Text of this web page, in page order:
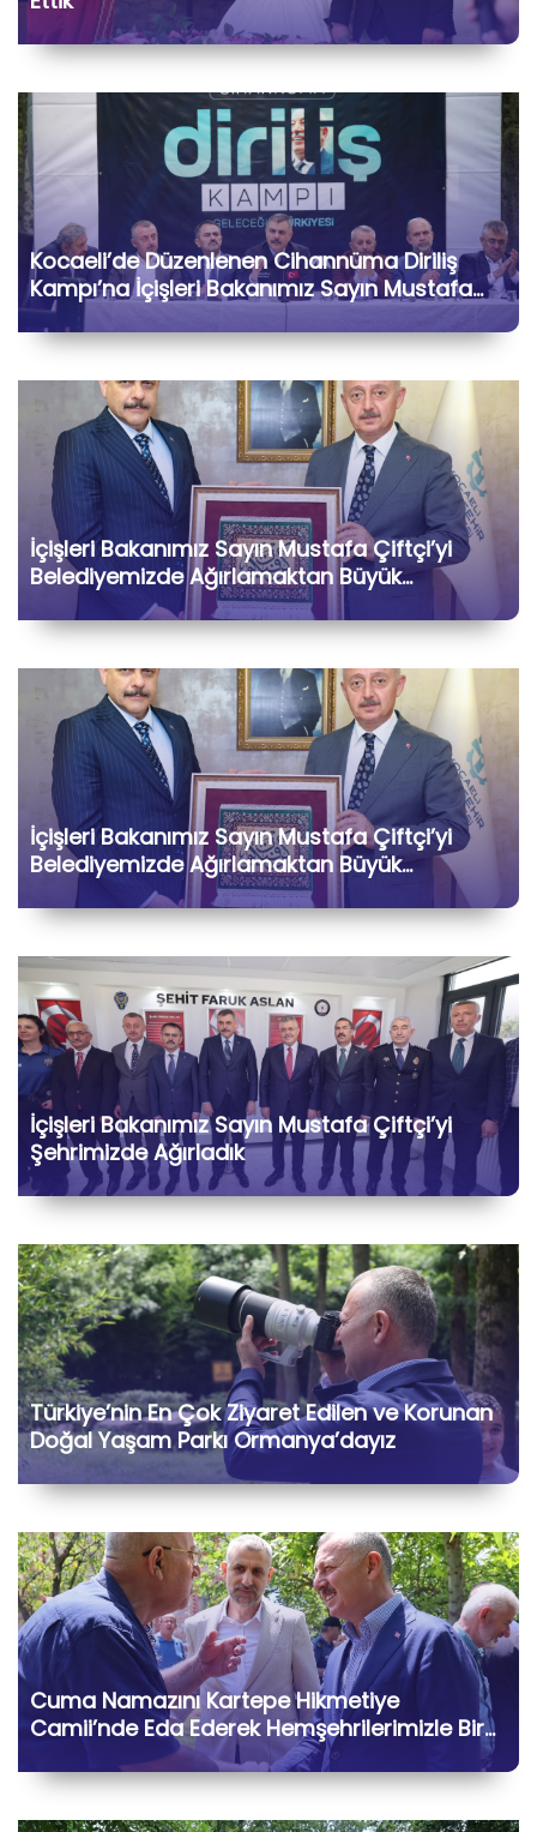
Kocaeli’de Düzenlenen Cihannüma Diriliş
Kampı’na İçişleri Bakanımız Sayın Mustafa
Çiftçi ile Birlikte Katılarak Kıymetli Gönül
Dostlarımızla Hasbihâl Ettik
İçişleri Bakanımız Sayın Mustafa Çiftçi’yi
Belediyemizde Ağırlamaktan Büyük
Memnuniyet Duyduk
İçişleri Bakanımız Sayın Mustafa Çiftçi’yi
Belediyemizde Ağırlamaktan Büyük
Memnuniyet Duyduk
İçişleri Bakanımız Sayın Mustafa Çiftçi’yi
Şehrimizde Ağırladık
Türkiye’nin En Çok Ziyaret Edilen ve Korunan
Doğal Yaşam Parkı Ormanya’dayız
Cuma Namazını Kartepe Hikmetiye
Camii’nde Eda Ederek Hemşehrilerimizle Bir
Araya Geldik